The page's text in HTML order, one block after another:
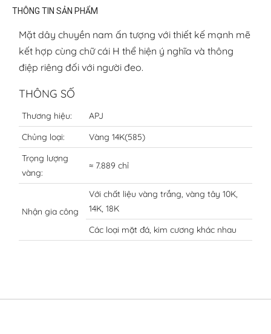
THÔNG TIN SẢN PHẨM
Mặt dây chuyền nam ấn tượng với thiết kế mạnh mẽ
kết hợp cùng chữ cái H thể hiện ý nghĩa và thông
điệp riêng đối với người đeo.
THÔNG SỐ
Thương hiệu:
APJ
Chủng loại:
Vàng 14K(585)
Trọng lượng
vàng:
≈ 7.889 chỉ
Nhận gia công
Với chất liệu vàng trắng, vàng tây 10K,
14K, 18K
Các loại mặt đá, kim cương khác nhau